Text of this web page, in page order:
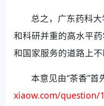
总之，广东药科
和科研并重的高水平
和国家服务的道路上不
本意见由“茶香”首
xiaow.com/question/